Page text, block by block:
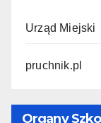
Urząd Miejski
pruchnik.pl
Organy